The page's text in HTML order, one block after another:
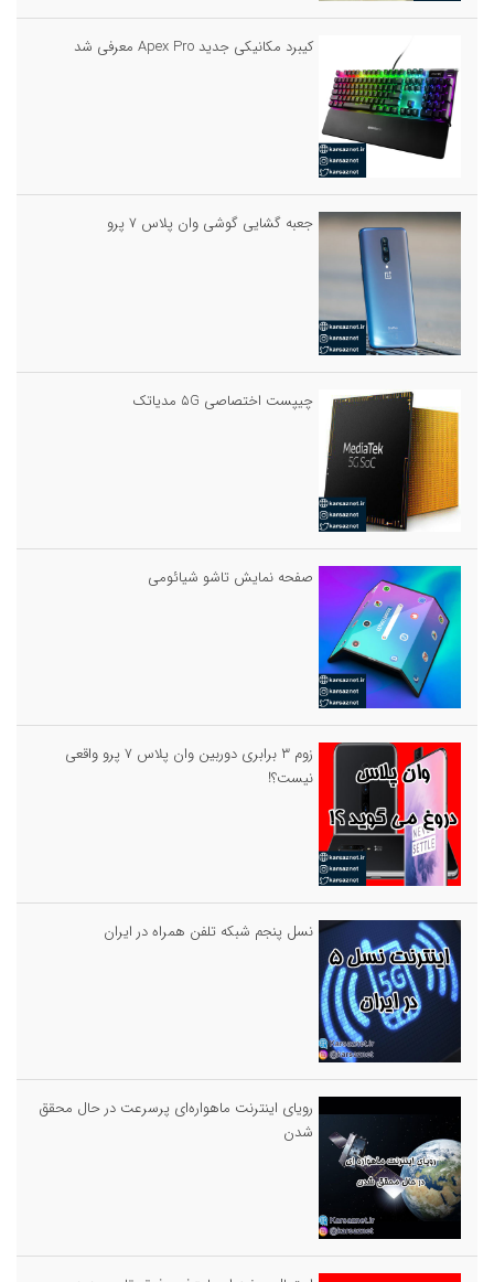
کیبرد مکانیکی جدید Apex Pro معرفی شد
جعبه گشایی گوشی وان پلاس ۷ پرو
چیپست اختصاصی ۵G مدیاتک
صفحه نمایش تاشو شیائومی
زوم ۳ برابری دوربین وان پلاس ۷ پرو واقعی
نیست؟!
نسل پنجم شبکه تلفن همراه در ایران
رویای اینترنت ماهواره‌ای پرسرعت در حال محقق
شدن